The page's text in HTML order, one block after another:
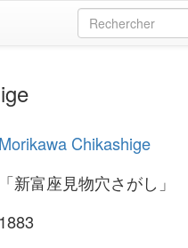
Morikawa Chikashige
「新富座見物穴さがし」
1883